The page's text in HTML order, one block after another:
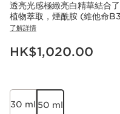
透亮光感極緻亮白精華結合
植物萃取，煙酰胺 (維他命
了解詳情
現在價格HK$1,020.00
HK$1,020.00
30 ml 50 ml